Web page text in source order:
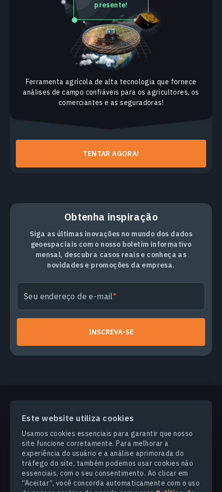
Este website utiliza cookies
Usamos cookies essenciais para garantir que nosso
site funcione corretamente. Para melhorar a
experiência do usuário e a análise aprimorada do
tráfego do site, também podemos usar cookies não
essenciais, com o seu consentimento. Ao clicar em
“Aceitar”, você concorda automaticamente com o uso
presente!
Ferramenta agrícola de alta tecnologia que fornece
análises de campo confiáveis para os agricultores, os
comerciantes e as seguradoras!
TENTAR AGORA!
Obtenha inspiração
Siga as últimas inovações no mundo dos dados
geoespaciais com o nosso boletim informativo
mensal, descubra casos reais e conheça as
novidades e promoções da empresa.
Seu endereço de e-mail
INSCREVA-SE
PRODUCTS & SOLUTIONS
SETORES
COMPANHIA